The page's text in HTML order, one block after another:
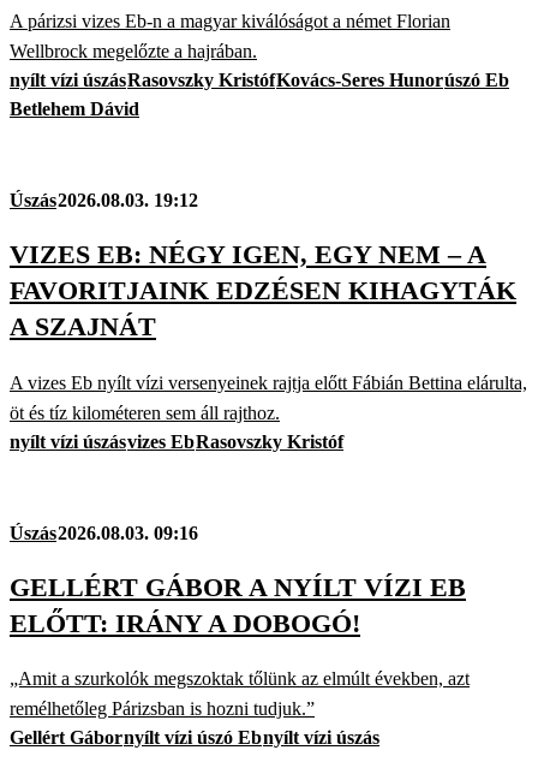
A párizsi vizes Eb-n a magyar kiválóságot a német Florian
Wellbrock megelőzte a hajrában.
nyílt vízi úszásRasovszky KristófKovács-Seres Hunorúszó Eb
Betlehem Dávid
Úszás2026.08.03. 19:12
VIZES EB: NÉGY IGEN, EGY NEM – A
FAVORITJAINK EDZÉSEN KIHAGYTÁK
A SZAJNÁT
A vizes Eb nyílt vízi versenyeinek rajtja előtt Fábián Bettina elárulta,
öt és tíz kilométeren sem áll rajthoz.
nyílt vízi úszásvizes EbRasovszky Kristóf
Úszás2026.08.03. 09:16
GELLÉRT GÁBOR A NYÍLT VÍZI EB
ELŐTT: IRÁNY A DOBOGÓ!
„Amit a szurkolók megszoktak tőlünk az elmúlt években, azt
remélhetőleg Párizsban is hozni tudjuk.”
Gellért Gábornyílt vízi úszó Ebnyílt vízi úszás